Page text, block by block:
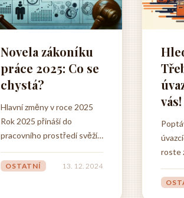
Novela zákoníku
práce 2025: Co se
chystá?
Hlavní změny v roce 2025
Rok 2025 přináší do
pracovního prostředí svěží
zákoníku práce.
OSTATNÍ 13. 12. 2024
vás!
roste